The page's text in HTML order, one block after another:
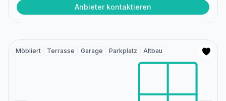
Anbieter kontaktieren
Möbliert Terrasse Garage Parkplatz Altbau